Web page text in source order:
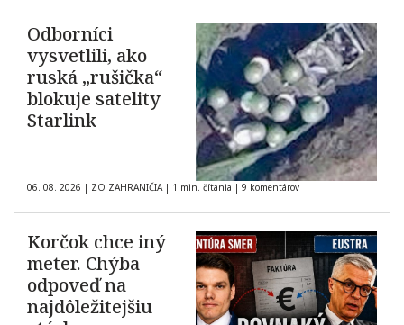
Odborníci
vysvetlili, ako
ruská „rušička“
blokuje satelity
Starlink
06. 08. 2026 | ZO ZAHRANIČIA | 1 min. čítania | 9 komentárov
Korčok chce iný
meter. Chýba
odpoveď na
najdôležitejšiu